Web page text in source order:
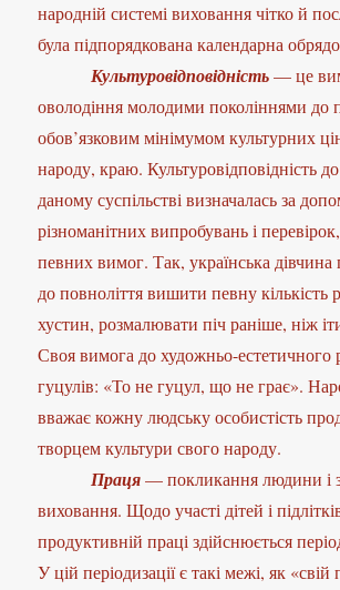
народній системі виховання чітко й
була підпорядкована календарна
Культуровідповідність— це
оволодіння молодими поколіннями до
обов’язковим мінімумом культурних
народу, краю. Культуровідповідність
даному суспільстві визначалась за
різноманітних випробувань і
певних вимог. Так, українська
до повноліття вишити певну кількість
хустин, розмалювати піч раніше, ніж
Своя вимога до художньо-естетичного
гуцулів: «То не гуцул, що не грає».
вважає кожну людську особистість
творцем культури свого народу.
Праця— покликання людини і
виховання. Щодо участі дітей і
продуктивній праці здійснюється
У цій періодизації є такі межі, як